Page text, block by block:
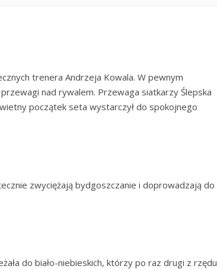
trenera Andrzeja Kowala. W pewnym
nad rywalem. Przewaga siatkarzy Ślepska
początek seta wystarczył do spokojnego
zwyciężają bydgoszczanie i doprowadzają do
do biało-niebieskich, którzy po raz drugi z rzędu